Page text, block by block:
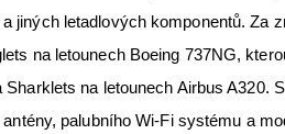
jiných letadlových komponentů. Za
na letounech Boeing 737NG,
na letounech Airbus A320.
palubního Wi-Fi systému a